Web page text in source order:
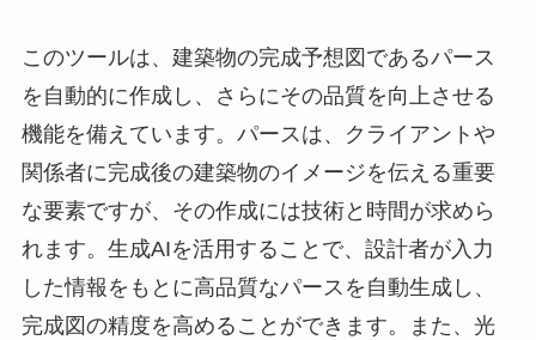
このツールは、建築物の完成予想図であるパース
を自動的に作成し、さらにその品質を向上させる
機能を備えています。パースは、クライアントや
関係者に完成後の建築物のイメージを伝える重要
な要素ですが、その作成には技術と時間が求めら
れます。生成AIを活用することで、設計者が入力
した情報をもとに高品質なパースを自動生成し、
完成図の精度を高めることができます。また、光